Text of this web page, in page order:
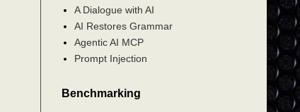
A Dialogue with AI
AI Restores Grammar
Agentic AI MCP
Prompt Injection
Benchmarking